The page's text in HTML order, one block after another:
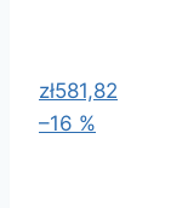
zł581,82
–16 %